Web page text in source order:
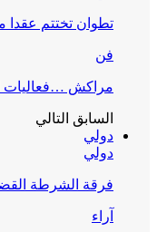
تطوان تختتم عقدا
فن
مراكش …فعاليات
السابق التالي
دولي
دولي
فرقة الشرطة
آراء